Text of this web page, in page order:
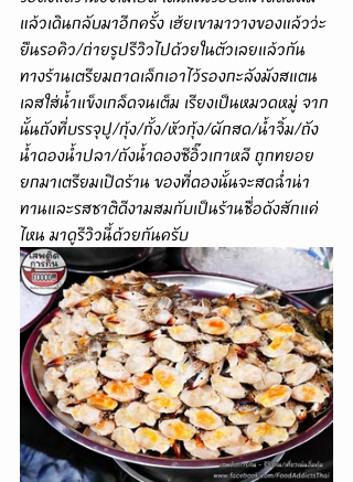
แล้วเดินกลับมาอีกครั้ง เฮ้ยเขามาวางของแล้วว่ะ
ยืนรอคิว/ถ่ายรูปรีวิวไปด้วยในตัวเลยแล้วกัน
ทางร้านเตรียมถาดเล็กเอาไว้รองกะลังมังสแตน
เลสใส่น้ำแข็งเกล็ดจนเต็ม เรียงเป็นหมวดหมู่ จาก
นั้นถังที่บรรจุปู/กุ้ง/กั้ง/หัวกุ้ง/ผักสด/น้ำจิ้ม/ถัง
น้ำดองน้ำปลา/ถังน้ำดองซีอิ๊วเกาหลี ถูกทยอย
ยกมาเตรียมเปิดร้าน ของที่ดองนั้นจะสดฉ่ำน่า
ทานและรสชาติดีงามสมกับเป็นร้านชื่อดังสักแค่
ไหน มาดูรีวิวนี้ด้วยกันครับ